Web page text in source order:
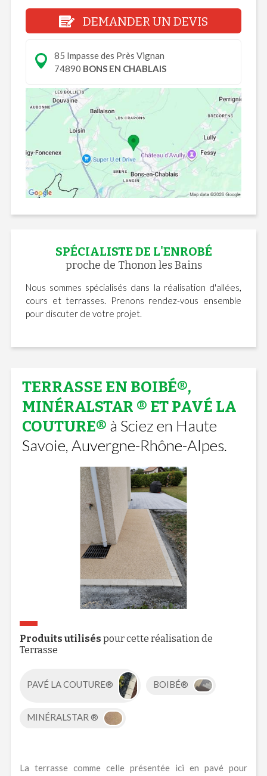
DEMANDER UN DEVIS
85 Impasse des Près Vignan
74890 BONS EN CHABLAIS
SPÉCIALISTE DE L'ENROBÉ
proche de Thonon les Bains
Nous sommes spécialisés dans la réalisation d'allées,
cours et terrasses. Prenons rendez-vous ensemble
pour discuter de votre projet.
TERRASSE EN BOIBÉ®,
MINÉRALSTAR ® ET PAVÉ LA
COUTURE® à Sciez en Haute
Savoie, Auvergne-Rhône-Alpes.
Produits utilisés pour cette réalisation de
Terrasse
PAVÉ LA COUTURE® BOIBÉ®
MINÉRALSTAR ®
La terrasse comme celle présentée ici en pavé pour